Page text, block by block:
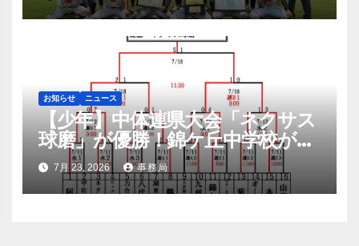
お知らせ ニュース
【少年】中体連県大会「ネクサス
球磨」が優勝！錦ケ丘中学校が準
優勝！九州大会へ
7月 23, 2026 事務局